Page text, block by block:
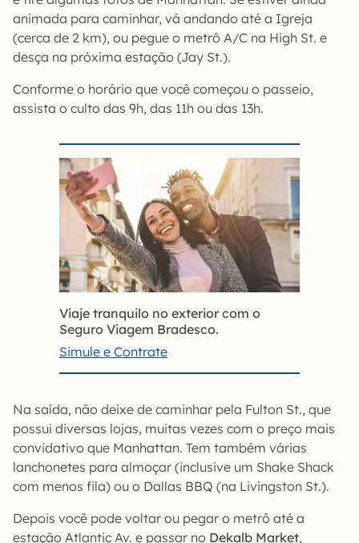
animada para caminhar, vá andando até a Igreja
(cerca de 2 km), ou pegue o metrô A/C na High St. e
desça na próxima estação (Jay St.).
Conforme o horário que você começou o passeio,
assista o culto das 9h, das 11h ou das 13h.
Viaje tranquilo no exterior com o
Seguro Viagem Bradesco.
Simule e Contrate
Na saída, não deixe de caminhar pela Fulton St., que
possui diversas lojas, muitas vezes com o preço mais
convidativo que Manhattan. Tem também várias
lanchonetes para almoçar (inclusive um Shake Shack
com menos fila) ou o Dallas BBQ (na Livingston St.).
Depois você pode voltar ou pegar o metrô até a
estação Atlantic Av. e passar no Dekalb Market,